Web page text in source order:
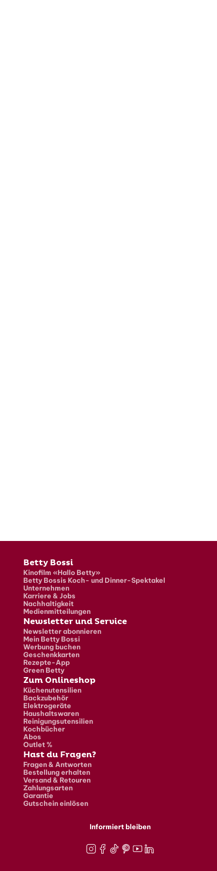
Fusszeile
Betty Bossi
Kinofilm «Hallo Betty»
Betty Bossis Koch- und Dinner-Spektakel
Unternehmen
Karriere & Jobs
Nachhaltigkeit
Medienmitteilungen
Newsletter und Service
Newsletter abonnieren
Mein Betty Bossi
Werbung buchen
Geschenkkarten
Rezepte-App
Green Betty
Zum Onlineshop
Küchenutensilien
Backzubehör
Elektrogeräte
Haushaltswaren
Reinigungsutensilien
Kochbücher
Abos
Outlet %
Hast du Fragen?
Fragen & Antworten
Bestellung erhalten
Versand & Retouren
Zahlungsarten
Garantie
Gutschein einlösen
Informiert bleiben